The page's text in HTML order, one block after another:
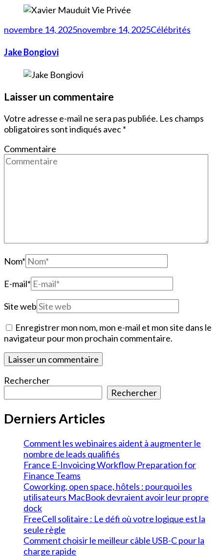
novembre 14, 2025novembre 14, 2025Célébrités
Jake Bongiovi
Laisser un commentaire
Votre adresse e-mail ne sera pas publiée. Les champs
obligatoires sont indiqués avec*
Commentaire
Nom*
E-mail*
Site web
Enregistrer mon nom, mon e-mail et mon site dans le
navigateur pour mon prochain commentaire.
Rechercher
Rechercher
Derniers Articles
Comment les webinaires aident à augmenter le
nombre de leads qualifiés
France E-Invoicing Workflow Preparation for
Finance Teams
Coworking, open space, hôtels : pourquoi les
utilisateurs MacBook devraient avoir leur propre
dock
FreeCell solitaire : Le défi où votre logique est la
seule règle
Comment choisir le meilleur câble USB-C pour la
charge rapide